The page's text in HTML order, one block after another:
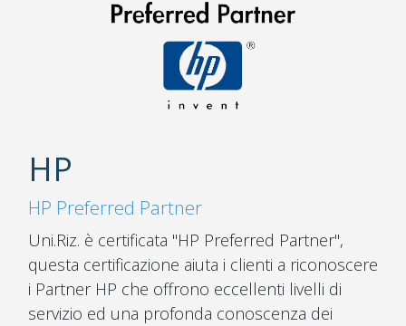
HP
HP Preferred Partner
Uni.Riz. è certificata "HP Preferred Partner",
questa certificazione aiuta i clienti a riconoscere
i Partner HP che offrono eccellenti livelli di
servizio ed una profonda conoscenza dei